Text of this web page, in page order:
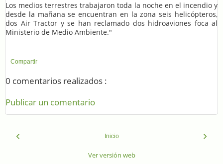
Los medios terrestres trabajaron toda la noche en el incendio y
desde la mañana se encuentran en la zona seis helicópteros,
dos Air Tractor y se han reclamado dos hidroaviones foca al
Ministerio de Medio Ambiente."
Compartir
0 comentarios realizados :
Publicar un comentario
‹ ›
Inicio
Ver versión web